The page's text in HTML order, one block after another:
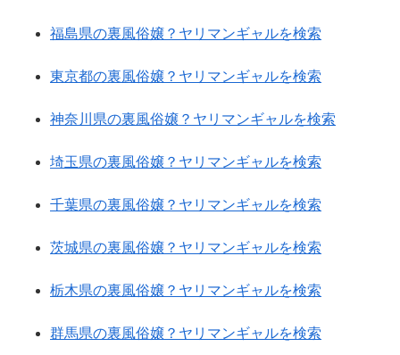
福島県の裏風俗嬢？ヤリマンギャルを検索
東京都の裏風俗嬢？ヤリマンギャルを検索
神奈川県の裏風俗嬢？ヤリマンギャルを検索
埼玉県の裏風俗嬢？ヤリマンギャルを検索
千葉県の裏風俗嬢？ヤリマンギャルを検索
茨城県の裏風俗嬢？ヤリマンギャルを検索
栃木県の裏風俗嬢？ヤリマンギャルを検索
群馬県の裏風俗嬢？ヤリマンギャルを検索